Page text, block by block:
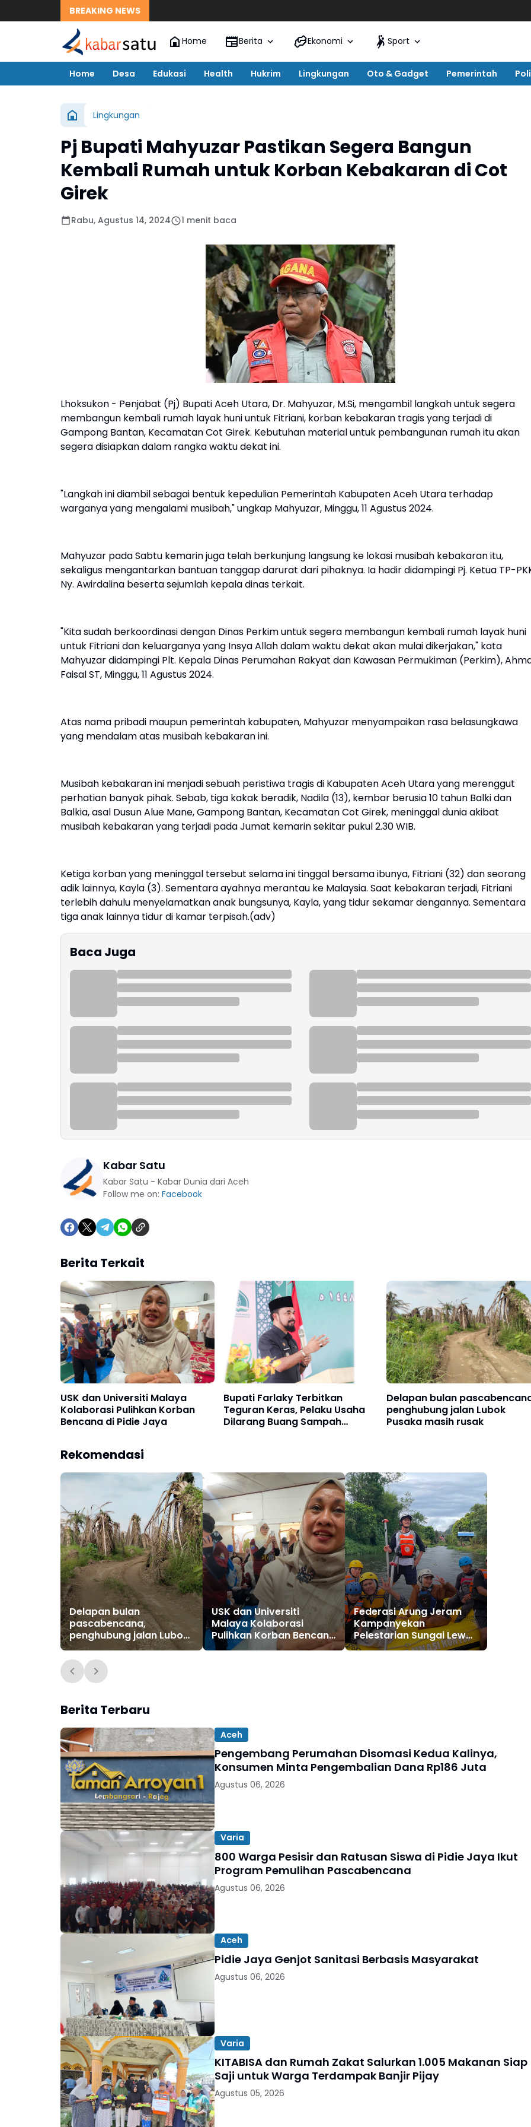
BREAKING NEWS
Home Berita Ekonomi Sport
Home Desa Edukasi Health Hukrim Lingkungan Oto & Gadget Pemerintah
Lingkungan
Pj Bupati Mahyuzar Pastikan Segera Bangun
Kembali Rumah untuk Korban Kebakaran di Cot
Girek
Rabu, Agustus 14, 2024 1 menit baca
Lhoksukon - Penjabat (Pj) Bupati Aceh Utara, Dr. Mahyuzar, M.Si, mengambil langkah untuk segera
membangun kembali rumah layak huni untuk Fitriani, korban kebakaran tragis yang terjadi di
Gampong Bantan, Kecamatan Cot Girek. Kebutuhan material untuk pembangunan rumah itu akan
segera disiapkan dalam rangka waktu dekat ini.
"Langkah ini diambil sebagai bentuk kepedulian Pemerintah Kabupaten Aceh Utara terhadap
warganya yang mengalami musibah," ungkap Mahyuzar, Minggu, 11 Agustus 2024.
Mahyuzar pada Sabtu kemarin juga telah berkunjung langsung ke lokasi musibah kebakaran itu,
sekaligus mengantarkan bantuan tanggap darurat dari pihaknya. Ia hadir didampingi Pj. Ketua TP-
Ny. Awirdalina beserta sejumlah kepala dinas terkait.
"Kita sudah berkoordinasi dengan Dinas Perkim untuk segera membangun kembali rumah layak huni
untuk Fitriani dan keluarganya yang Insya Allah dalam waktu dekat akan mulai dikerjakan," kata
Mahyuzar didampingi Plt. Kepala Dinas Perumahan Rakyat dan Kawasan Permukiman (Perkim),
Faisal ST, Minggu, 11 Agustus 2024.
Atas nama pribadi maupun pemerintah kabupaten, Mahyuzar menyampaikan rasa belasungkawa
yang mendalam atas musibah kebakaran ini.
Musibah kebakaran ini menjadi sebuah peristiwa tragis di Kabupaten Aceh Utara yang merenggut
perhatian banyak pihak. Sebab, tiga kakak beradik, Nadila (13), kembar berusia 10 tahun Balki dan
Balkia, asal Dusun Alue Mane, Gampong Bantan, Kecamatan Cot Girek, meninggal dunia akibat
musibah kebakaran yang terjadi pada Jumat kemarin sekitar pukul 2.30 WIB.
Ketiga korban yang meninggal tersebut selama ini tinggal bersama ibunya, Fitriani (32) dan seorang
adik lainnya, Kayla (3). Sementara ayahnya merantau ke Malaysia. Saat kebakaran terjadi, Fitriani
terlebih dahulu menyelamatkan anak bungsunya, Kayla, yang tidur sekamar dengannya. Sementara
tiga anak lainnya tidur di kamar terpisah.(adv)
Baca Juga
Kabar Satu
Kabar Satu - Kabar Dunia dari Aceh
Follow me on: Facebook
Berita Terkait
USK dan Universiti Malaya
Kolaborasi Pulihkan Korban
Bencana di Pidie Jaya
Bupati Farlaky Terbitkan
Teguran Keras, Pelaku Usaha
Dilarang Buang Sampah
Delapan bulan
penghubung jalan Lubok
Pusaka masih rusak
Rekomendasi
Delapan bulan
pascabencana,
penghubung jalan Lubok
Pusaka masih rusak
USK dan Universiti
Malaya Kolaborasi
Pulihkan Korban Bencana
di Pidie Jaya
Federasi Arung Jeram
Kampanyekan
Pelestarian Sungai Lewat
Fun Rafting
Berita Terbaru
Aceh
Pengembang Perumahan Disomasi Kedua Kalinya,
Konsumen Minta Pengembalian Dana Rp186 Juta
Agustus 06, 2026
Varia
800 Warga Pesisir dan Ratusan Siswa di Pidie Jaya Ikut
Program Pemulihan Pascabencana
Agustus 06, 2026
Aceh
Pidie Jaya Genjot Sanitasi Berbasis Masyarakat
Agustus 06, 2026
Varia
KITABISA dan Rumah Zakat Salurkan 1.005 Makanan Siap
Saji untuk Warga Terdampak Banjir Pijay
Agustus 05, 2026